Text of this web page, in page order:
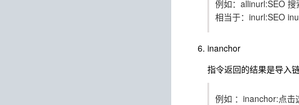
例如：allinurl:SEO 搜
相当于：inurl:SEO
inanchor
指令返回的结果是导入
例如 ：inanchor:点击